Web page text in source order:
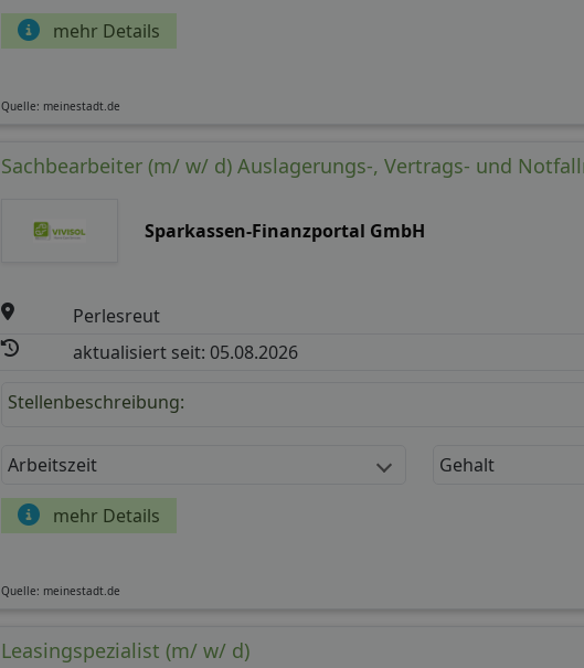
mehr Details
Quelle: meinestadt.de
Sachbearbeiter (m/ w/ d) Auslagerungs-, Vertrags- und
Sparkassen-Finanzportal GmbH
Perlesreut
aktualisiert seit: 05.08.2026
Stellenbeschreibung:
Arbeitszeit Gehalt
mehr Details
Quelle: meinestadt.de
Leasingspezialist (m/ w/ d)